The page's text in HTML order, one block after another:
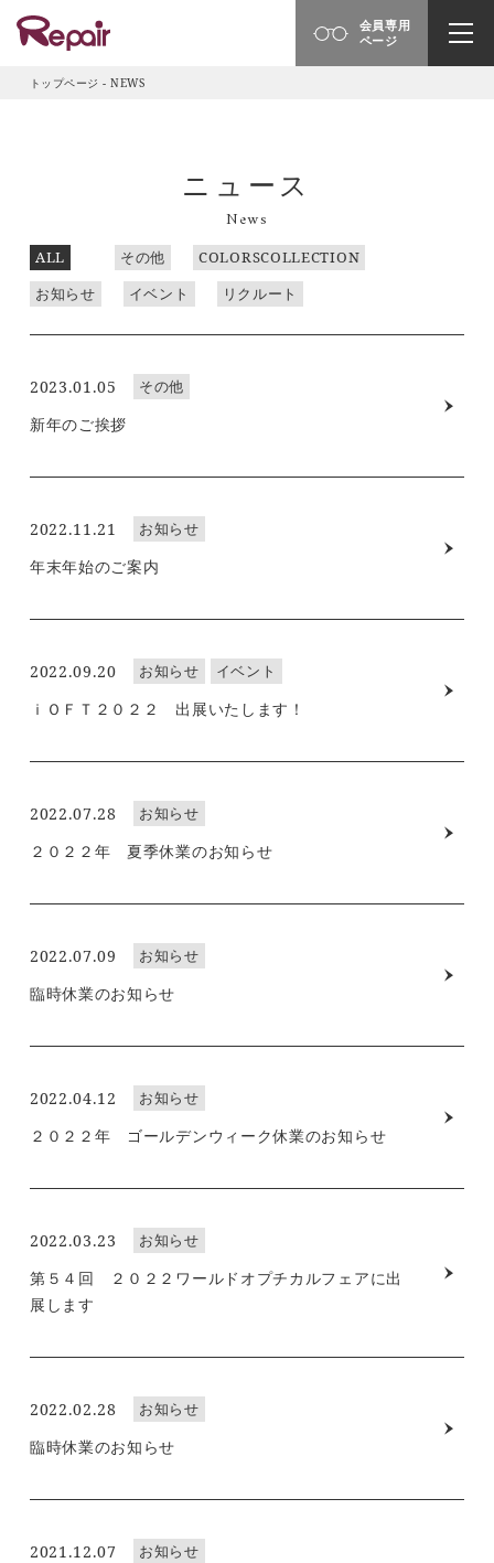
トップページ -NEWS
ニュース
News
ALL その他
COLORSCOLLECTION
お知らせ
イベント リクルート
2023.01.05 その他
新年のご挨拶
2022.11.21 お知らせ
年末年始のご案内
2022.09.20 お知らせ イベント
ｉＯＦＴ２０２２ 出展いたします！
2022.07.28 お知らせ
２０２２年 夏季休業のお知らせ
2022.07.09 お知らせ
臨時休業のお知らせ
2022.04.12 お知らせ
２０２２年 ゴールデンウィーク休業のお知らせ
2022.03.23 お知らせ
第５４回 ２０２２ワールドオプチカルフェアに出
展します
2022.02.28 お知らせ
臨時休業のお知らせ
2021.12.07 お知らせ
会員専用
ページ